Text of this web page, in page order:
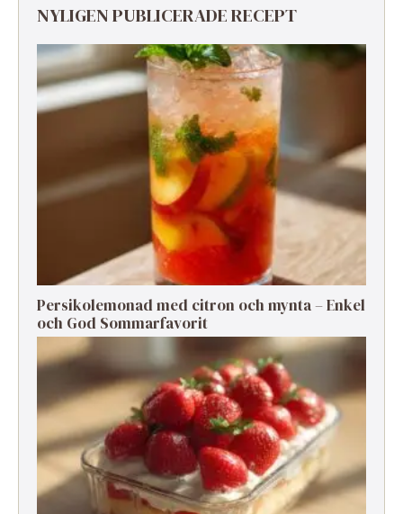
NYLIGEN PUBLICERADE RECEPT
Persikolemonad med citron och mynta – Enkel
och God Sommarfavorit